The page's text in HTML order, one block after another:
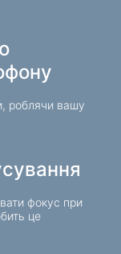
роблячи вашу
фокус при
це